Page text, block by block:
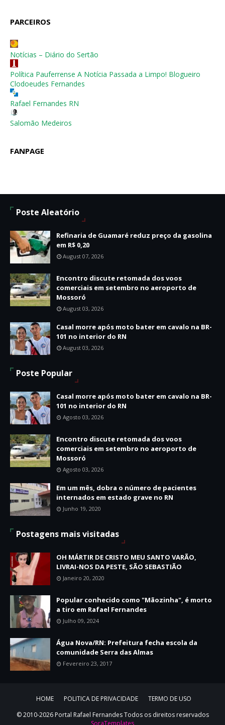
PARCEIROS
Notícias – Diário do Sertão
Política Pauferrense A Notícia Passada a Limpo! Blogueiro
Clodoeudes Fernandes
Rafael Fernandes RN
Salomão Medeiros
FANPAGE
Poste Aleatório
Refinaria de Guamaré reduz preço da gasolina
em R$ 0,20
August 07, 2026
Encontro discute retomada dos voos
comerciais em setembro no aeroporto de
Mossoró
August 03, 2026
Casal morre após moto bater em cavalo na BR-
101 no interior do RN
August 03, 2026
Poste Popular
Casal morre após moto bater em cavalo na BR-
101 no interior do RN
Agosto 03, 2026
Encontro discute retomada dos voos
comerciais em setembro no aeroporto de
Mossoró
Agosto 03, 2026
Em um mês, dobra o número de pacientes
internados em estado grave no RN
Junho 19, 2020
Postagens mais visitadas
OH MÁRTIR DE CRISTO MEU SANTO VARÃO,
LIVRAI-NOS DA PESTE, SÃO SEBASTIÃO
Janeiro 20, 2020
Popular conhecido como "Mãozinha", é morto
a tiro em Rafael Fernandes
Julho 09, 2024
Água Nova/RN: Prefeitura fecha escola da
comunidade Serra das Almas
Fevereiro 23, 2017
HOME POLITICA DE PRIVACIDADE
TERMO DE USO
© 2010-2026 Portal Rafael Fernandes Todos os direitos reservados
SoraTemplates